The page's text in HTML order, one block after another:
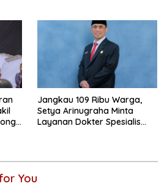
Jangkau 109 Ribu Warga,
Setya Arinugraha Minta
Layanan Dokter Spesialis
You